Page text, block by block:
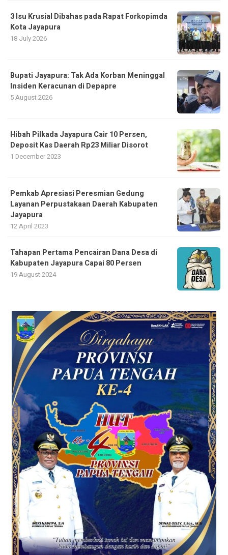
3 Isu Krusial Dibahas pada Rapat Forkopimda
Kota Jayapura
18 July 2026
Bupati Jayapura: Tak Ada Korban Meninggal
Insiden Keracunan di Depapre
5 August 2026
Hibah Pilkada Jayapura Cair 10 Persen,
Deposit Kas Daerah Rp23 Miliar Disorot
1 December 2023
Pemkab Apresiasi Peresmian Gedung
Layanan Perpustakaan Daerah Kabupaten
Jayapura
12 April 2023
Tahapan Pertama Pencairan Dana Desa di
Kabupaten Jayapura Capai 80 Persen
19 August 2024